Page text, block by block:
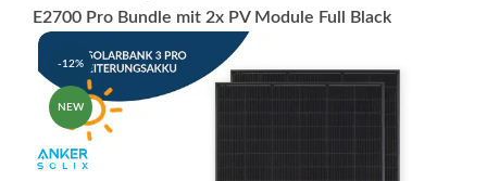
E2700 Pro Bundle mit 2x PV Module Full Black
-12%
NEW